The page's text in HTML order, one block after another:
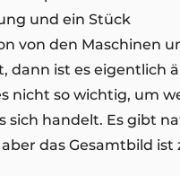
und ein Stück
von den Maschinen
dann ist es eigentlich
nicht so wichtig, um
sich handelt. Es gibt
das Gesamtbild ist